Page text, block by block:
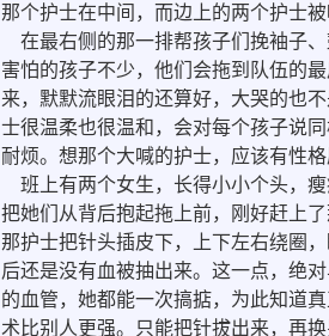
那个护士在中间，而边上的两个护士
在最右侧的那一排帮孩子们挽袖子
害怕的孩子不少，他们会拖到队伍的
来，默默流眼泪的还算好，大哭的也
士很温柔也很温和，会对每个孩子说
耐烦。想那个大喊的护士，应该有性
班上有两个女生，长得小小个头，
把她们从背后抱起拖上前，刚好赶上
那护士把针头插皮下，上下左右绕圈
后还是没有血被抽出来。这一点，绝
的血管，她都能一次搞掂，为此知道
术比别人更强。只能把针拔出来，再